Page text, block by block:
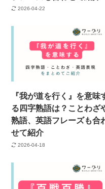
2026-04-22
『我が道を行く』を意味
る四字熟語は？ことわざ
熟語、英語フレーズも合
せて紹介
2026-04-18